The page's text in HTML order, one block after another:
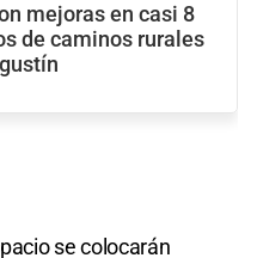
mejoras en casi 8
de caminos rurales
se colocarán